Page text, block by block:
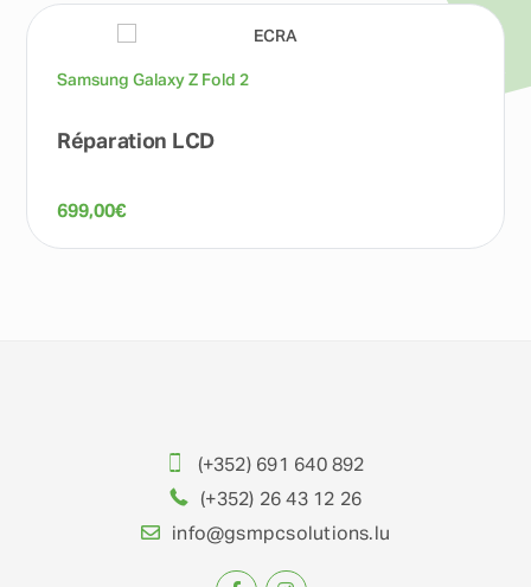
Samsung Galaxy Z Fold 2
Réparation LCD
699,00€
(+352) 691 640 892
(+352) 26 43 12 26
info@gsmpcsolutions.lu